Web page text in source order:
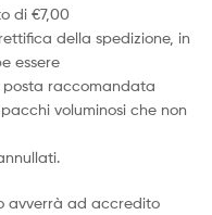
di €7,00
della spedizione, in
essere
raccomandata
voluminosi che non
avverrà ad accredito